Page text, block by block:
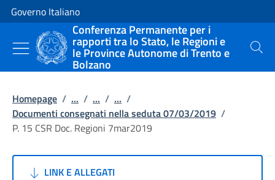
Vai al contenuto
Vai alla navigazione del sito
Governo Italiano
Conferenza Permanente per i
rapporti tra lo Stato, le Regioni e
le Province Autonome di Trento e
Bolzano
Cerca
Homepage / ... / ... / ... /
Documenti consegnati nella seduta 07/03/2019 /
P. 15 CSR Doc. Regioni 7mar2019
LINK E ALLEGATI